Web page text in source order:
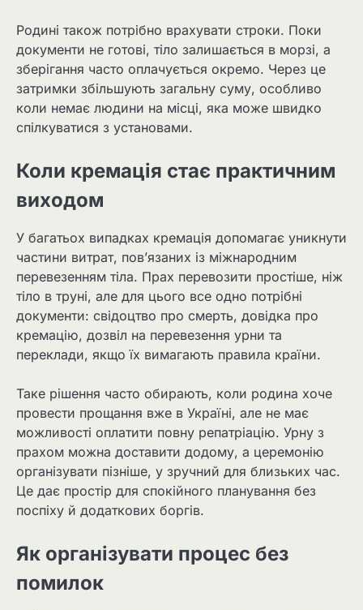
Родині також потрібно врахувати строки. Поки
документи не готові, тіло залишається в морзі, а
зберігання часто оплачується окремо. Через це
затримки збільшують загальну суму, особливо
коли немає людини на місці, яка може швидко
спілкуватися з установами.
Коли кремація стає практичним
виходом
У багатьох випадках кремація допомагає уникнути
частини витрат, пов’язаних із міжнародним
перевезенням тіла. Прах перевозити простіше, ніж
тіло в труні, але для цього все одно потрібні
документи: свідоцтво про смерть, довідка про
кремацію, дозвіл на перевезення урни та
переклади, якщо їх вимагають правила країни.
Таке рішення часто обирають, коли родина хоче
провести прощання вже в Україні, але не має
можливості оплатити повну репатріацію. Урну з
прахом можна доставити додому, а церемонію
організувати пізніше, у зручний для близьких час.
Це дає простір для спокійного планування без
поспіху й додаткових боргів.
Як організувати процес без
помилок